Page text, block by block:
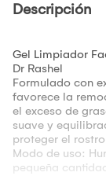
Descripción
Gel Limpiador
Dr Rashel
Formulado con
favorece la
el exceso de
suave y
proteger el
Modo de uso:
pequeña